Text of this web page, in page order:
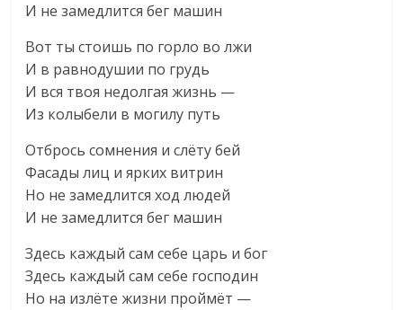
И не замедлится бег машин
Вот ты стоишь по горло во лжи
И в равнодушии по грудь
И вся твоя недолгая жизнь —
Из колыбели в могилу путь
Отбрось сомнения и слёту бей
Фасады лиц и ярких витрин
Но не замедлится ход людей
И не замедлится бег машин
Здесь каждый сам себе царь и бог
Здесь каждый сам себе господин
Но на излёте жизни проймёт —